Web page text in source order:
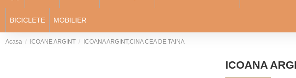
BICICLETE MOBILIER
Acasa ICOANE ARGINT ICOANA ARGINT,CINA CEA DE TAINA
ICOANA